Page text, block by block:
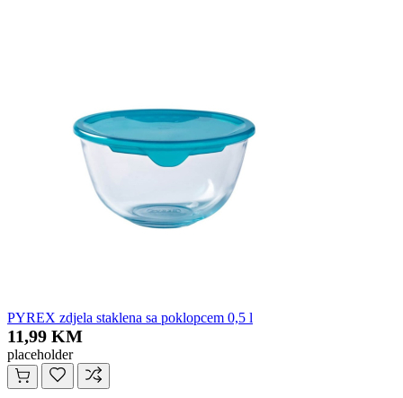
PYREX zdjela staklena sa poklopcem 0,5 l
11,99 KM
placeholder